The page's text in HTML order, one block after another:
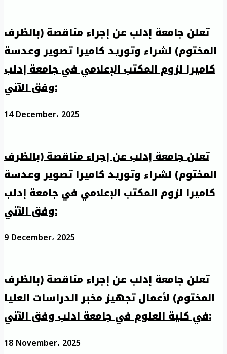
تعلن جامعة إدلب عن إجراء مناقصة (بالظرف
المختوم) لشراء وتوريد كاميرا تصوير وعدسة
كاميرا لزوم المكتب الإعلامي في جامعة إدلب
وفق الآتي:
14 December، 2025
تعلن جامعة إدلب عن إجراء مناقصة (بالظرف
المختوم) لشراء وتوريد كاميرا تصوير وعدسة
كاميرا لزوم المكتب الإعلامي في جامعة إدلب
وفق الآتي:
9 December، 2025
تعلن جامعة إدلب عن إجراء مناقصة (بالظرف
المختوم) لأعمال تجهيز مخبر الدراسات العليا
في كلية العلوم في جامعة ادلب وفق الآتي:
18 November، 2025